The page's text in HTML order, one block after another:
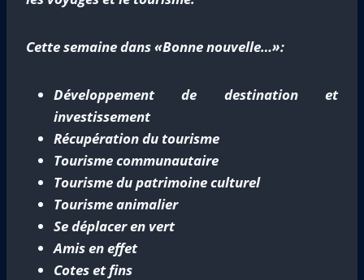
Cette semaine dans «Bonne nouvelle…»:
Développement de destination et
investissement
Récupération du tourisme
Tourisme communautaire
Tourisme du patrimoine culturel
Tourisme animalier
Se déplacer en vert
Amis en effet
Cotes et fins